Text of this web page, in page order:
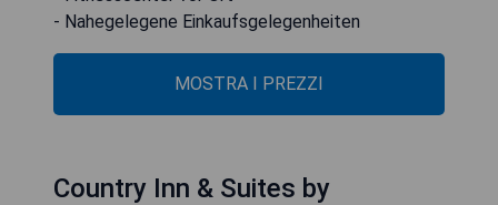
- Nahegelegene Einkaufsgelegenheiten
MOSTRA I PREZZI
Country Inn & Suites by